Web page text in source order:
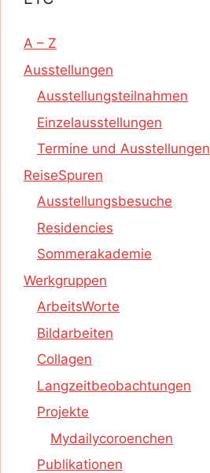
A – Z
Ausstellungen
Ausstellungsteilnahmen
Einzelausstellungen
Termine und Ausstellungen
ReiseSpuren
Ausstellungsbesuche
Residencies
Sommerakademie
Werkgruppen
ArbeitsWorte
Bildarbeiten
Collagen
Langzeitbeobachtungen
Projekte
Mydailycoroenchen
Publikationen